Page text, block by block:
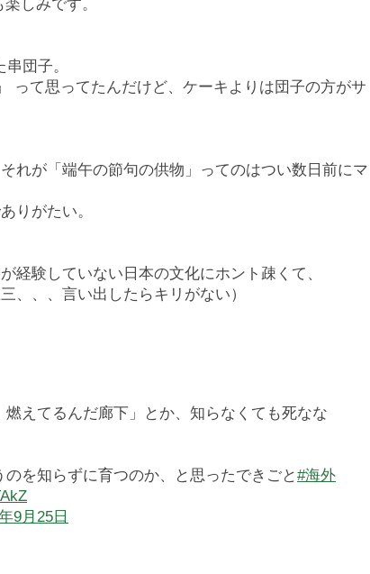
しみです。
団子。
って思ってたんだけど、ケーキよりは団子の方がサ
れが「端午の節句の供物」ってのはつい数日前にマ
りがたい。
経験していない日本の文化にホント疎くて、
、、、言い出したらキリがない）
えてるんだ廊下」とか、知らなくても死なな
を知らずに育つのか、と思ったできごと#海外
9月25日